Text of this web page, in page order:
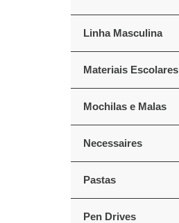
Linha Masculina
Materiais Escolares
Mochilas e Malas
Necessaires
Pastas
Pen Drives